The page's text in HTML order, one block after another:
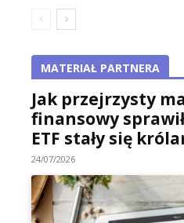
MATERIAŁ PARTNERA
Jak przejrzysty
finansowy
ETF stały się
24/07/2026